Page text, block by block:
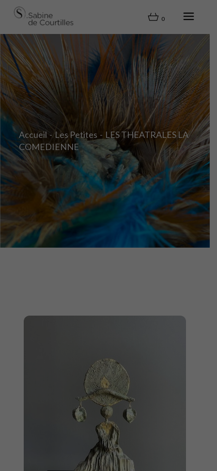
0
Accueil Les Petites
LES THEATRALES LA
COMEDIENNE